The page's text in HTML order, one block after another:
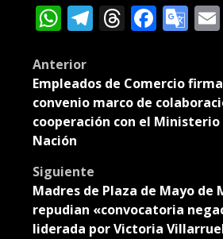
WhatsApp
Telegram
Threads
Post
navigation
Anterior
Empleados de Comercio
convenio marco de
cooperación con el
Nación
Siguiente
Madres de Plaza de Mayo de
repudian «convocatoria
liderada por Victoria